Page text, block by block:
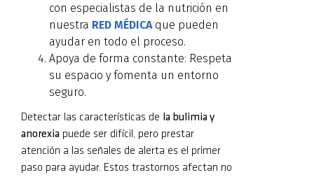
con especialistas de la nutrición en
nuestra RED MÉDICA que pueden
ayudar en todo el proceso.
Apoya de forma constante: Respeta
su espacio y fomenta un entorno
seguro.
Detectar las características de la bulimia y
anorexia puede ser difícil, pero prestar
atención a las señales de alerta es el primer
paso para ayudar. Estos trastornos afectan no